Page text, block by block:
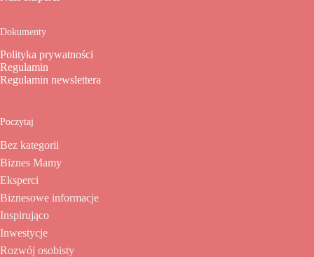
Dokumenty
Polityka prywatności
Regulamin
Regulamin newslettera
Poczytaj
Bez kategorii
Biznes Mamy
Eksperci
Biznesowe informacje
Inspirująco
Inwestycje
Rozwój osobisty